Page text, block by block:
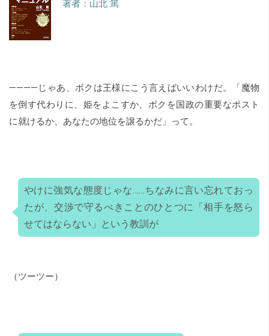
著者：山北 篤
――――じゃあ、ボクは王様にこう言えばいいわけだ。「魔物
を倒す代わりに、姫をよこすか、ボクを国政の重要なポスト
に就けるか、あなたの地位を譲るかだ」って。
やけに強気な態度じゃな……ちなみに言い忘れておっ
たが、交渉で守るべきことのひとつに「相手を怒ら
せてはならない」という教訓が
（ツーツー）